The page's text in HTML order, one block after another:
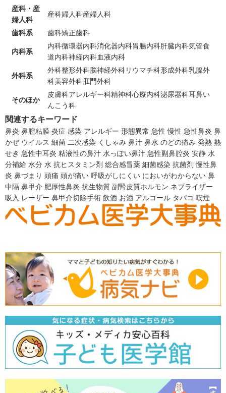
産科・産
婦人科
産科婦人科産婦人科
歯科系 歯科矯正歯科
内科系
内科循環器内科消化器内科胃腸内科肝臓内科気管食
道内科神経内科血液内科
外科系
外科整形外科脳神経外科リウマチ科形成外科乳腺外
科美容外科肛門外科
そのほか
皮膚科アレルギー科精神科心療内科泌尿器科耳鼻い
んこう科
関連するキーワード
鼻炎 鼻腔粘膜 炎症 感染 アレルギー 形態異常 急性 慢性 急性鼻炎 鼻
かぜ ウイルス 細菌 二次感染 くしゃみ 鼻汁 鼻水 のどの痛み 発熱 熱
せき 急性中耳炎 粘液性の鼻汁 水っぽい鼻汁 急性副鼻腔炎 安静 水
分補給 水分 水 抗ヒスタミン剤 総合感冒薬 細菌感染 抗菌剤 慢性鼻
炎 鼻づまり 頭痛 頭が痛い 呼吸がしにくい においがわからない 鼻
中隔 鼻甲介 肥厚性鼻炎 抗生物質 副腎皮質ホルモン ネブライザー
吸入 レーザー 鼻甲介切除手術 飲酒 お酒 アルコール タバコ 喫煙